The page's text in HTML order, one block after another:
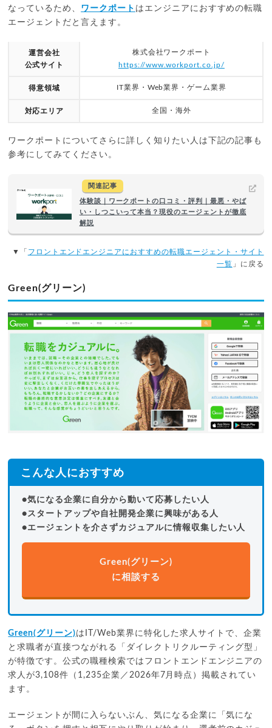
なっているため、 ワークポート はエンジニアにおすすめの転職
エージェントだと言えます。
運営会社
公式サイト
株式会社ワークポート
https://www.workport.co.jp/
得意領域 IT業界・Web業界・ゲーム業界
対応エリア 全国・海外
ワークポートについてさらに詳しく知りたい人は下記の記事も
参考にしてみてください。
関連記事
体験談｜ワークポートの口コミ・評判｜最悪・やば
い・しつこいって本当？現役のエージェントが徹底
解説
▼「 フロントエンドエンジニアにおすすめの転職エージェント・サイト
一覧 」に戻る
Green(グリーン)
こんな人におすすめ
●気になる企業に自分から動いて応募したい人
●スタートアップや自社開発企業に興味がある人
●エージェントを介さずカジュアルに情報収集したい人
Green(グリーン)
に相談する
Green(グリーン)はIT/Web業界に特化した求人サイトで、企業
と求職者が直接つながれる「ダイレクトリクルーティング型」
が特徴です。公式の職種検索ではフロントエンドエンジニアの
求人が3,108件（1,235企業／2026年7月時点）掲載されてい
ます。
エージェントが間に入らないぶん、気になる企業に「気にな